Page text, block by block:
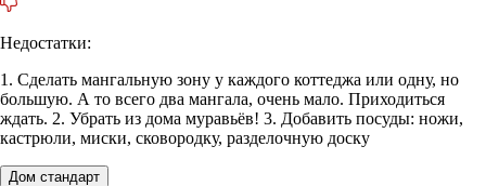
Недостатки:
1. Сделать мангальную зону у каждого коттеджа или одну, но
большую. А то всего два мангала, очень мало. Приходиться
ждать. 2. Убрать из дома муравьëв! 3. Добавить посуды: ножи,
кастрюли, миски, сковородку, разделочную доску
Дом стандарт